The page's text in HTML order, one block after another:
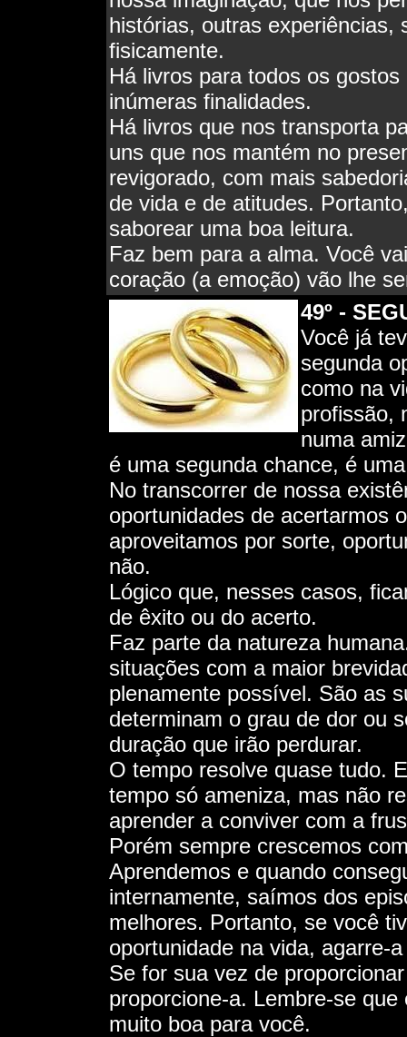
histórias, outras experiências,
fisicamente.
Há livros para todos os
inúmeras finalidades.
Há livros que nos transporta
uns que nos mantém no
revigorado, com mais
de vida e de atitudes.
saborear uma boa leitura.
Faz bem para a alma. Você
coração (a emoção) vão lhe
49º -
Você já
segunda
como na
profissão,
numa
é uma segunda chance, é
No transcorrer de nossa
oportunidades de acertarmos
aproveitamos por sorte,
não.
Lógico que, nesses casos,
de êxito ou do acerto.
Faz parte da natureza
situações com a maior
plenamente possível. São as
determinam o grau de dor ou
duração que irão perdurar.
O tempo resolve quase tudo.
tempo só ameniza, mas não
aprender a conviver com a
Porém sempre crescemos
Aprendemos e quando
internamente, saímos dos
melhores. Portanto, se você
oportunidade na vida, agarre-
Se for sua vez de
proporcione-a. Lembre-se
muito boa para você.